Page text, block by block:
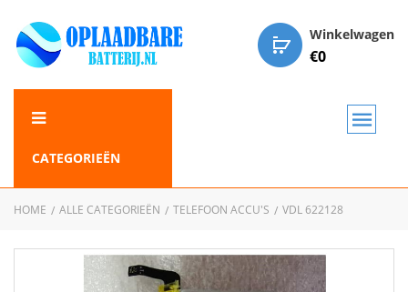
Winkelwagen
€0
CATEGORIEËN
HOME ALLE CATEGORIEËN TELEFOON ACCU'S VDL 622128